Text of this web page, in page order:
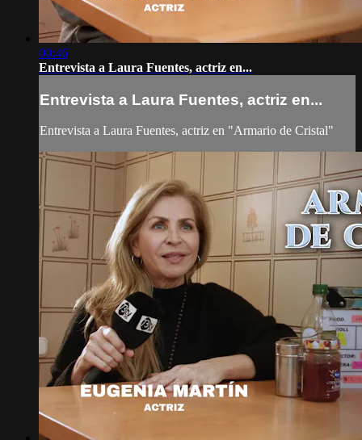
00:46
Entrevista a Laura Fuentes, actriz en...
Entrevista a Laura Fuentes, actriz en...
Entrevista a Laura Fuentes, actriz en "Armario de Cristal"